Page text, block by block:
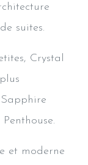
suites.
Crystal
et moderne